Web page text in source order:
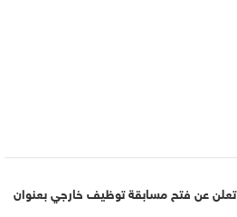
تعلن عن فتح مسابقة توظيف خارجي بعنوان